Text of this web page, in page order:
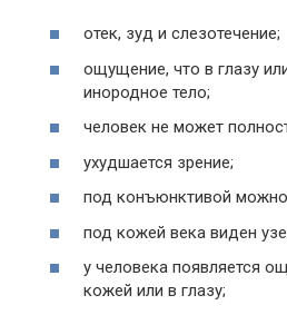
отек, зуд и слезотечение;
ощущение, что в глазу
инородное тело;
человек не может
ухудшается зрение;
под конъюнктивой можно
под кожей века виден
у человека появляется
кожей или в глазу;